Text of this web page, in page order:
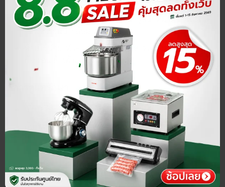
เช็ดทำความสะอาดตัวเครื่องด้วยผ้าชุบน้ำหมาด ๆ และเช็ด
ให้แห้งก่อนนำกลับมาประกอบ
ห้ามใช้น้ำยาทำความสะอาดที่เป็นสารเคมี น้ำยาที่มีฤทธิ์
กัดกร่อน ล้างตัวเครื่องโดยตรง
เก็บเครื่องสไลด์ขนมปังในที่แห้งและเย็น
ลับใบมีดเป็นประจำ และเปลี่ยนใบมีดเมื่อชำรุด
ติดต่อเรา